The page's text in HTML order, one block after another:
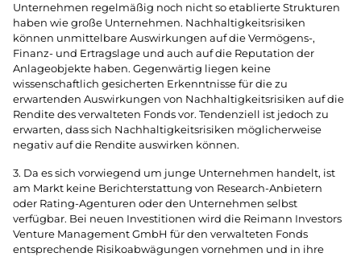
Unternehmen regelmäßig noch nicht so etablierte Strukturen
haben wie große Unternehmen. Nachhaltigkeitsrisiken
können unmittelbare Auswirkungen auf die Vermögens-,
Finanz- und Ertragslage und auch auf die Reputation der
Anlageobjekte haben. Gegenwärtig liegen keine
wissenschaftlich gesicherten Erkenntnisse für die zu
erwartenden Auswirkungen von Nachhaltigkeitsrisiken auf die
Rendite des verwalteten Fonds vor. Tendenziell ist jedoch zu
erwarten, dass sich Nachhaltigkeitsrisiken möglicherweise
negativ auf die Rendite auswirken können.
3. Da es sich vorwiegend um junge Unternehmen handelt, ist
am Markt keine Berichterstattung von Research-Anbietern
oder Rating-Agenturen oder den Unternehmen selbst
verfügbar. Bei neuen Investitionen wird die Reimann Investors
Venture Management GmbH für den verwalteten Fonds
entsprechende Risikoabwägungen vornehmen und in ihre